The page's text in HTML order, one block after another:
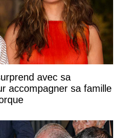
avec sa
accompagner sa famille